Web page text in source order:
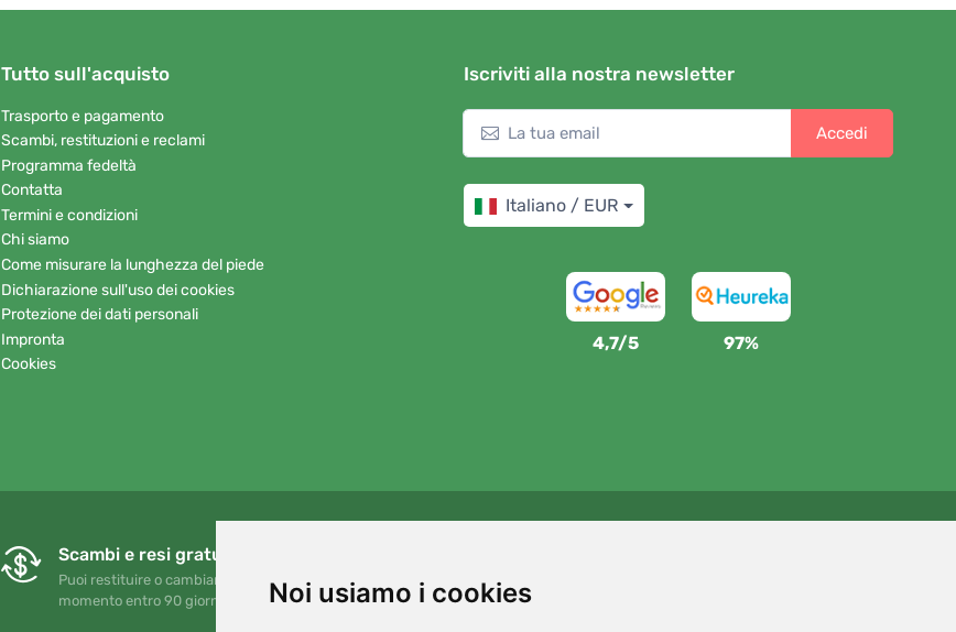
Noi usiamo i cookies
Tutto sull'acquisto
Trasporto e pagamento
Scambi, restituzioni e reclami
Programma fedeltà
Contatta
Termini e condizioni
Chi siamo
Come misurare la lunghezza del piede
Dichiarazione sull'uso dei cookies
Protezione dei dati personali
Impronta
Cookies
Iscriviti alla nostra newsletter
Accedi
Italiano / EUR
4,7/5 97%
Scambi e resi gratuiti
Puoi restituire o cambiare il tuo ordine in qualsiasi
momento entro 90 giorni
siamo